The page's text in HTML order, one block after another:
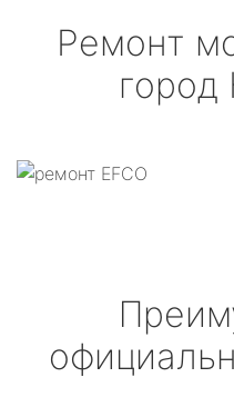
Ремонт
город